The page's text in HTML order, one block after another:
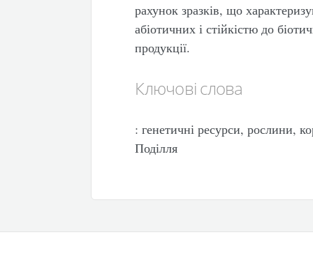
рахунок зразків, що
абіотичних і стійкістю до
продукції.
Ключові слова
: генетичні ресурси, рослини,
Поділля